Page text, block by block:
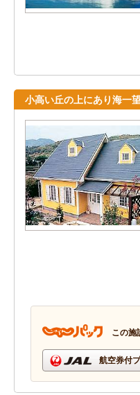
小高い丘の上にあり海一
この施
航空券付